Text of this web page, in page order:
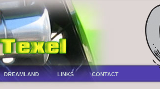
DREAMLAND LINKS CONTACT